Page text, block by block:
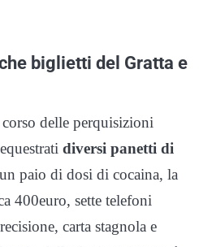
biglietti del Gratta e
delle perquisizioni
diversi panetti di
paio di dosi di cocaina, la
400euro, sette telefoni
carta stagnola e